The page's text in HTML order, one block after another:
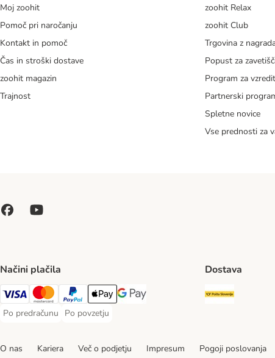
Moj zoohit
Pomoč pri naročanju
Kontakt in pomoč
Čas in stroški dostave
zoohit magazin
Trajnost
zoohit Relax
zoohit Club
Trgovina z
Popust za
Program za
Partnerski
Spletne novice
Vse prednosti za
Načini plačila
Visa Payment Method
MasterCard Payment Method
PayPal Payment Method
Apple Pay Payment Method
Google pay Payment Method
Po predračunu
Po predračunu Payment Method
Po povzetju
Po povzetju Payment Method
Dostava
Pošta
O nas Kariera Več o podjetju Impresum Pogoji poslovanja